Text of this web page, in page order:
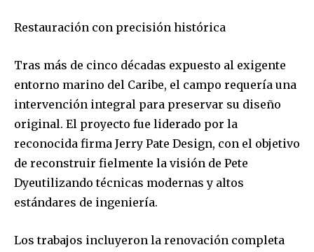
Restauración con precisión histórica
Tras más de cinco décadas expuesto al exigente
entorno marino del Caribe, el campo requería una
intervención integral para preservar su diseño
original. El proyecto fue liderado por la
reconocida firma Jerry Pate Design, con el objetivo
de reconstruir fielmente la visión de Pete
Dyeutilizando técnicas modernas y altos
estándares de ingeniería.
Los trabajos incluyeron la renovación completa